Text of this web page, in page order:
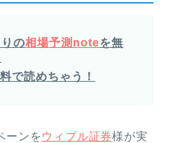
の相場予測noteを無
で読めちゃう！
ーンを ウィブル証券様が実